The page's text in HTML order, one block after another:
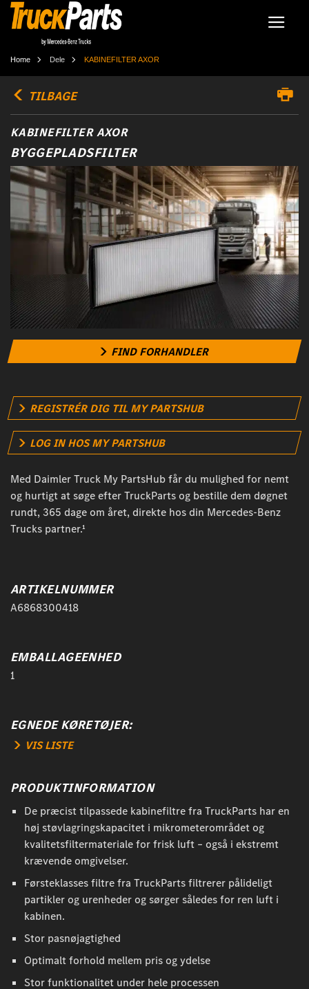
Home Dele KABINEFILTER AXOR
TILBAGE
KABINEFILTER AXOR
BYGGEPLADSFILTER
FIND FORHANDLER
REGISTRÉR DIG TIL MY PARTSHUB
LOG IN HOS MY PARTSHUB
Med Daimler Truck My PartsHub får du mulighed for nemt
og hurtigt at søge efter TruckParts og bestille dem døgnet
rundt, 365 dage om året, direkte hos din Mercedes-Benz
Trucks partner.¹
ARTIKELNUMMER
A6868300418
EMBALLAGEENHED
1
EGNEDE KØRETØJER:
VIS LISTE
PRODUKTINFORMATION
De præcist tilpassede kabinefiltre fra TruckParts har en
høj støvlagringskapacitet i mikrometerområdet og
kvalitetsfiltermateriale for frisk luft – også i ekstremt
krævende omgivelser.
Førsteklasses filtre fra TruckParts filtrerer pålideligt
partikler og urenheder og sørger således for ren luft i
kabinen.
Stor pasnøjagtighed
Optimalt forhold mellem pris og ydelse
Stor funktionalitet under hele processen